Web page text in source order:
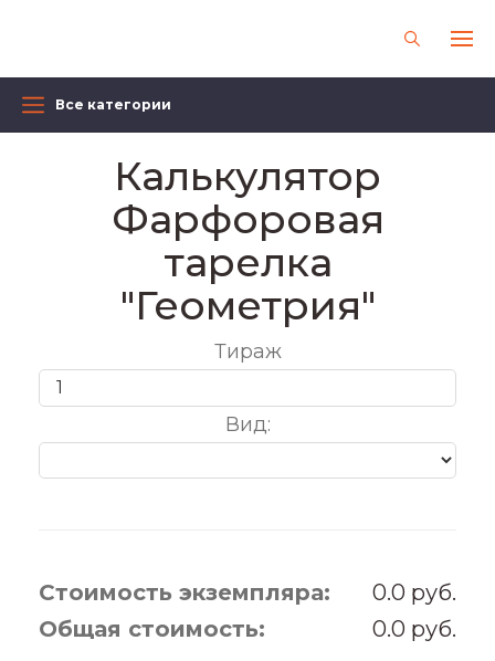
Все категории
Калькулятор
Фарфоровая
тарелка
"Геометрия"
Тираж
Вид:
Стоимость экземпляра:
0.0
Общая стоимость:
0.0